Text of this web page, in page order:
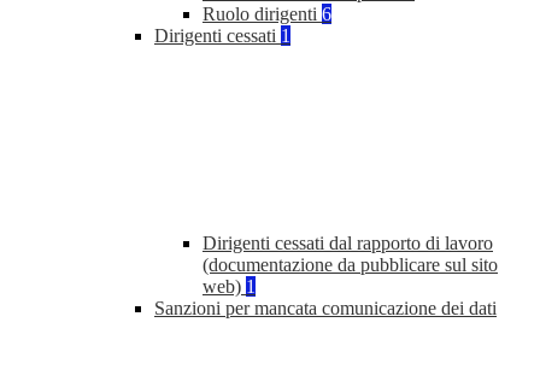
Ruolo dirigenti 6
Dirigenti cessati 1
Dirigenti cessati dal rapporto di lavoro
(documentazione da pubblicare sul sito
web) 1
Sanzioni per mancata comunicazione dei dati